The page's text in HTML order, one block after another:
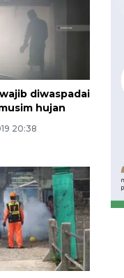
diwaspadai
hujan
20:38